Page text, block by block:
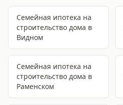
Семейная ипотека на
строительство дома в
Видном
Семейная ипотека на
строительство дома в
Раменском